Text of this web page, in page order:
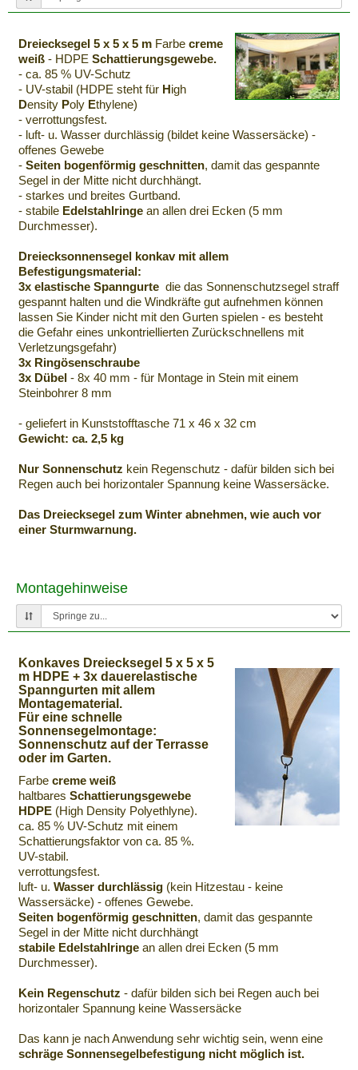
Dreiecksegel 5 x 5 x 5 m Farbe creme
weiß - HDPE Schattierungsgewebe.
- ca. 85 % UV-Schutz
- UV-stabil (HDPE steht für High
Density Poly Ethylene)
- verrottungsfest.
- luft- u. Wasser durchlässig (bildet keine Wassersäcke) -
offenes Gewebe
- Seiten bogenförmig geschnitten, damit das gespannte
Segel in der Mitte nicht durchhängt.
- starkes und breites Gurtband.
- stabile Edelstahlringe an allen drei Ecken (5 mm
Durchmesser).
Dreiecksonnensegel konkav mit allem
Befestigungsmaterial:
3x elastische Spanngurte die das Sonnenschutzsegel straff
gespannt halten und die Windkräfte gut aufnehmen können
lassen Sie Kinder nicht mit den Gurten spielen - es besteht
die Gefahr eines unkontriellierten Zurückschnellens mit
Verletzungsgefahr)
3x Ringösenschraube
3x Dübel - 8x 40 mm - für Montage in Stein mit einem
Steinbohrer 8 mm
- geliefert in Kunststofftasche 71 x 46 x 32 cm
Gewicht: ca. 2,5 kg
Nur Sonnenschutz kein Regenschutz - dafür bilden sich bei
Regen auch bei horizontaler Spannung keine Wassersäcke.
Das Dreiecksegel zum Winter abnehmen, wie auch vor
einer Sturmwarnung.
Montagehinweise
Konkaves Dreiecksegel 5 x 5 x 5
m HDPE + 3x dauerelastische
Spanngurten mit allem
Montagematerial.
Für eine schnelle
Sonnensegelmontage:
Sonnenschutz auf der Terrasse
oder im Garten.
Farbe creme weiß
haltbares Schattierungsgewebe
HDPE (High Density Polyethlyne).
ca. 85 % UV-Schutz mit einem
Schattierungsfaktor von ca. 85 %.
UV-stabil.
verrottungsfest.
luft- u. Wasser durchlässig (kein Hitzestau - keine
Wassersäcke) - offenes Gewebe.
Seiten bogenförmig geschnitten, damit das gespannte
Segel in der Mitte nicht durchhängt
stabile Edelstahlringe an allen drei Ecken (5 mm
Durchmesser).
Kein Regenschutz - dafür bilden sich bei Regen auch bei
horizontaler Spannung keine Wassersäcke
Das kann je nach Anwendung sehr wichtig sein, wenn eine
schräge Sonnensegelbefestigung nicht möglich ist.